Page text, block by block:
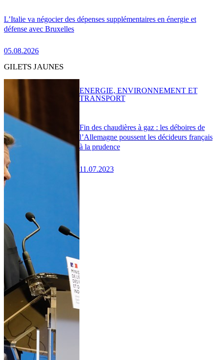
L’Italie va négocier des dépenses supplémentaires en énergie et
défense avec Bruxelles
05.08.2026
GILETS JAUNES
Fin des chaudières à gaz : les déboires de
l’Allemagne poussent les décideurs français
à la prudence
11.07.2023
ENERGIE, ENVIRONNEMENT ET
TRANSPORT